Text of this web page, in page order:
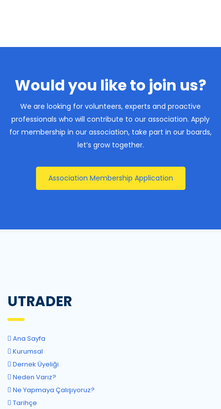
Would you like to join us?
We are looking for volunteers, experts and proactive
professionals who will contribute to our association. Apply
for membership in our association, take part in our boards,
let’s grow together.
Association Membership Application
UTRADER
Ana Sayfa
Kurumsal
Dernek Üyeliği
Neden Varız?
Ne Yapmaya Çalışıyoruz?
Tarihçe